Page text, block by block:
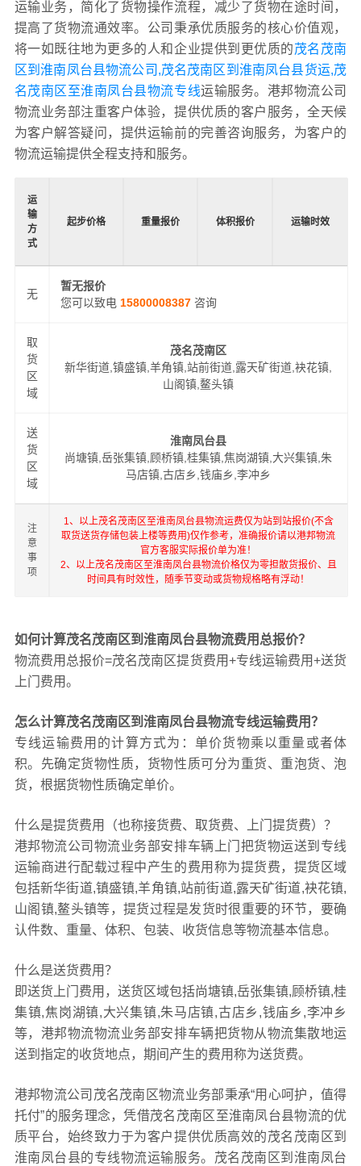
运输业务，简化了货物操作流程，减少了货物在途时间，
提高了货物流通效率。公司秉承优质服务的核心价值观，
将一如既往地为更多的人和企业提供到更优质的茂名茂南
区到淮南凤台县物流公司,茂名茂南区到淮南凤台县货运,茂
名茂南区至淮南凤台县物流专线运输服务。港邦物流公司
物流业务部注重客户体验，提供优质的客户服务，全天候
为客户解答疑问，提供运输前的完善咨询服务，为客户的
物流运输提供全程支持和服务。
运
输
方
式
起步价格 重量报价 体积报价 运输时效
无
暂无报价
您可以致电 15800008387 咨询
取
货
区
域
茂名茂南区
新华街道,镇盛镇,羊角镇,站前街道,露天矿街道,袂花镇,
山阁镇,鳌头镇
送
货
区
域
淮南凤台县
尚塘镇,岳张集镇,顾桥镇,桂集镇,焦岗湖镇,大兴集镇,朱
马店镇,古店乡,钱庙乡,李冲乡
注
意
事
项
1、以上茂名茂南区至淮南凤台县物流运费仅为站到站报价(不含
取货送货存储包装上楼等费用)仅作参考，准确报价请以港邦物流
官方客服实际报价单为准！
2、以上茂名茂南区至淮南凤台县物流价格仅为零担散货报价、且
时间具有时效性，随季节变动或货物规格略有浮动！
如何计算茂名茂南区到淮南凤台县物流费用总报价？
物流费用总报价=茂名茂南区提货费用+专线运输费用+送货
上门费用。
怎么计算茂名茂南区到淮南凤台县物流专线运输费用？
专线运输费用的计算方式为：单价货物乘以重量或者体
积。先确定货物性质，货物性质可分为重货、重泡货、泡
货，根据货物性质确定单价。
什么是提货费用（也称接货费、取货费、上门提货费）？
港邦物流公司物流业务部安排车辆上门把货物运送到专线
运输商进行配载过程中产生的费用称为提货费，提货区域
包括新华街道,镇盛镇,羊角镇,站前街道,露天矿街道,袂花镇,
山阁镇,鳌头镇等，提货过程是发货时很重要的环节，要确
认件数、重量、体积、包装、收货信息等物流基本信息。
什么是送货费用？
即送货上门费用，送货区域包括尚塘镇,岳张集镇,顾桥镇,桂
集镇,焦岗湖镇,大兴集镇,朱马店镇,古店乡,钱庙乡,李冲乡
等，港邦物流物流业务部安排车辆把货物从物流集散地运
送到指定的收货地点，期间产生的费用称为送货费。
港邦物流公司茂名茂南区物流业务部秉承“用心呵护，值得
托付”的服务理念，凭借茂名茂南区至淮南凤台县物流的优
质平台，始终致力于为客户提供优质高效的茂名茂南区到
淮南凤台县的专线物流运输服务。茂名茂南区到淮南凤台